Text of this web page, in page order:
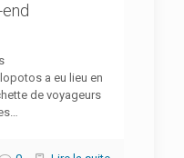
a eu lieu en
de voyageurs